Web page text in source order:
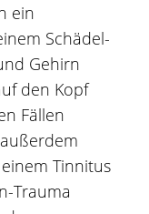
ein
Schädel-
Gehirn
den Kopf
Fällen
Tinnitus
Trauma